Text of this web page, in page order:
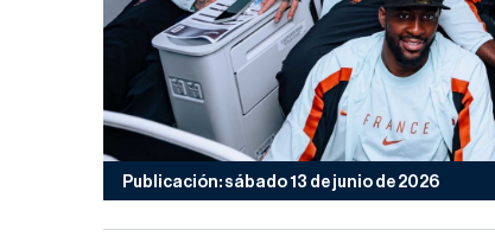
Publicación: sábado 13 de junio de 2026